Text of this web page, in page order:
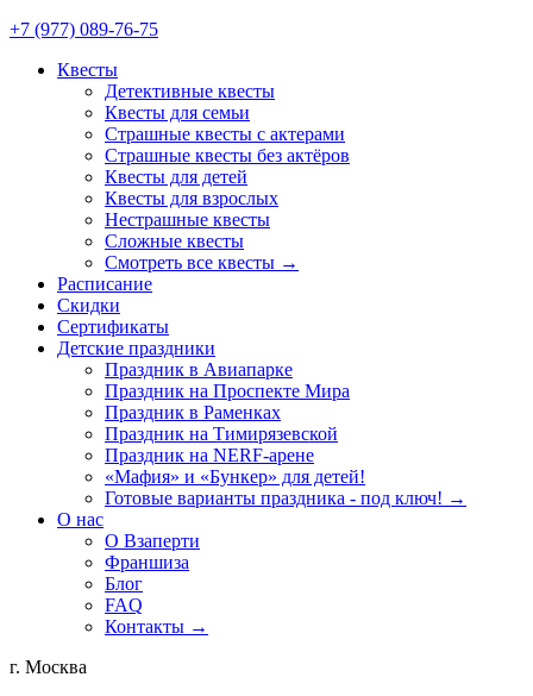
+7 (977) 089-76-75
Квесты
Детективные квесты
Квесты для семьи
Страшные квесты с актерами
Страшные квесты без актёров
Квесты для детей
Квесты для взрослых
Нестрашные квесты
Сложные квесты
Смотреть все квесты →
Расписание
Скидки
Сертификаты
Детские праздники
Праздник в Авиапарке
Праздник на Проспекте Мира
Праздник в Раменках
Праздник на Тимирязевской
Праздник на NERF-арене
«Мафия» и «Бункер» для детей!
Готовые варианты праздника - под ключ! →
О нас
О Взаперти
Франшиза
Блог
FAQ
Контакты →
г. Москва